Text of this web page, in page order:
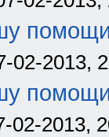
02-2013,
02-2013,